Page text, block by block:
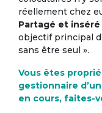
réellement chez
Partagé et inséré
objectif principal
sans être seul ».
Vous êtes
gestionnaire
en cours, faites-